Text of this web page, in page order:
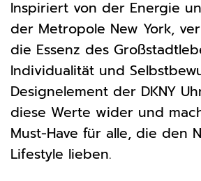
Inspiriert von der Energie
der Metropole New York,
die Essenz des
Individualität und
Designelement der DKNY
diese Werte wider und
Must-Have für alle, die den
Lifestyle lieben.